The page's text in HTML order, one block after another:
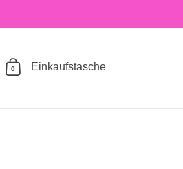
0 Einkaufstasche